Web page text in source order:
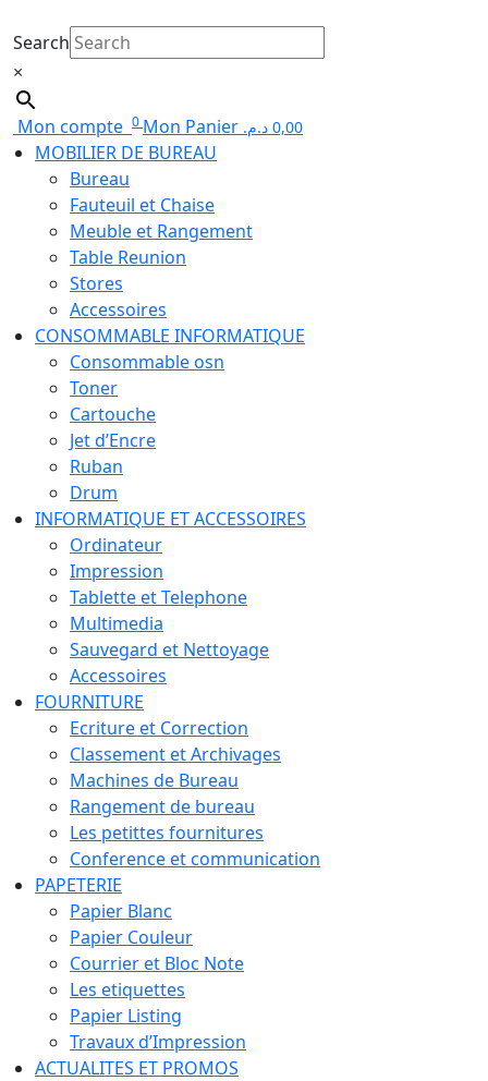
Search
×
Mon compte 0 Mon Panier 0,00 د.م.
MOBILIER DE BUREAU
Bureau
Fauteuil et Chaise
Meuble et Rangement
Table Reunion
Stores
Accessoires
CONSOMMABLE INFORMATIQUE
Consommable osn
Toner
Cartouche
Jet d’Encre
Ruban
Drum
INFORMATIQUE ET ACCESSOIRES
Ordinateur
Impression
Tablette et Telephone
Multimedia
Sauvegard et Nettoyage
Accessoires
FOURNITURE
Ecriture et Correction
Classement et Archivages
Machines de Bureau
Rangement de bureau
Les petittes fournitures
Conference et communication
PAPETERIE
Papier Blanc
Papier Couleur
Courrier et Bloc Note
Les etiquettes
Papier Listing
Travaux d’Impression
ACTUALITES ET PROMOS